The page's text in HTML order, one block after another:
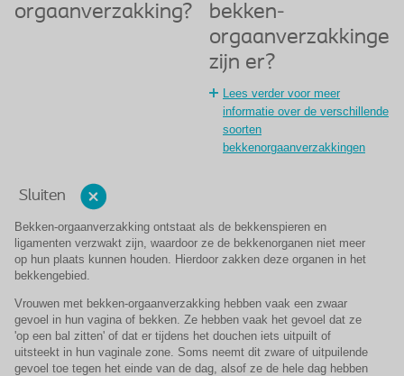
orgaanverzakking?
bekken-
orgaanverzakkingen
zijn er?
Lees verder voor meer
informatie over de verschillende
soorten
bekkenorgaanverzakkingen
Sluiten
Bekken-orgaanverzakking ontstaat als de bekkenspieren en
ligamenten verzwakt zijn, waardoor ze de bekkenorganen niet meer
op hun plaats kunnen houden. Hierdoor zakken deze organen in het
bekkengebied.
Vrouwen met bekken-orgaanverzakking hebben vaak een zwaar
gevoel in hun vagina of bekken. Ze hebben vaak het gevoel dat ze
'op een bal zitten' of dat er tijdens het douchen iets uitpuilt of
uitsteekt in hun vaginale zone. Soms neemt dit zware of uitpuilende
gevoel toe tegen het einde van de dag, alsof ze de hele dag hebben